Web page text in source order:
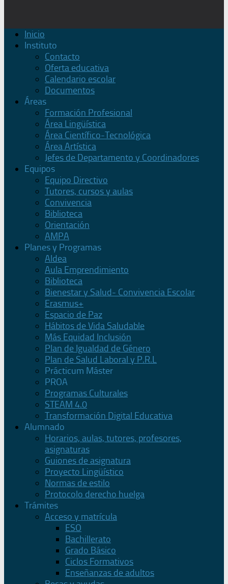
Inicio
Instituto
Contacto
Oferta educativa
Calendario escolar
Documentos
Áreas
Formación Profesional
Área Lingüística
Área Científico-Tecnológica
Área Artística
Jefes de Departamento y Coordinadores
Equipos
Equipo Directivo
Tutores, cursos y aulas
Convivencia
Biblioteca
Orientación
AMPA
Planes y Programas
Aldea
Aula Emprendimiento
Biblioteca
Bienestar y Salud- Convivencia Escolar
Erasmus+
Espacio de Paz
Hábitos de Vida Saludable
Más Equidad Inclusión
Plan de Igualdad de Género
Plan de Salud Laboral y P.R.L
Prácticum Máster
PROA
Programas Culturales
STEAM 4.0
Transformación Digital Educativa
Alumnado
Horarios, aulas, tutores, profesores,
asignaturas
Guiones de asignatura
Proyecto Lingüístico
Normas de estilo
Protocolo derecho huelga
Trámites
Acceso y matrícula
ESO
Bachillerato
Grado Básico
Ciclos Formativos
Enseñanzas de adultos